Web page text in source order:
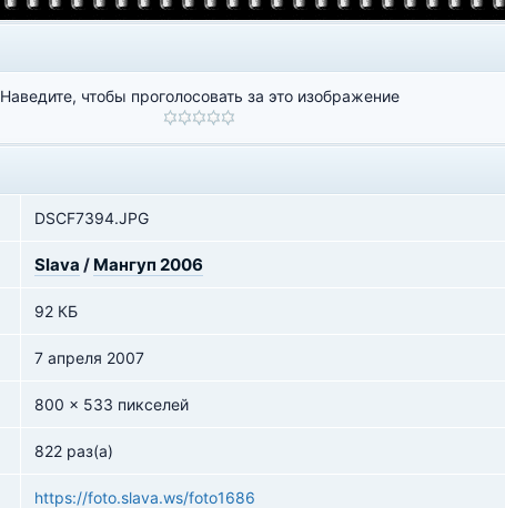
Наведите, чтобы проголосовать за это изображение
DSCF7394.JPG
Slava / Мангуп 2006
92 КБ
7 апреля 2007
800 x 533 пикселей
822 раз(а)
https://foto.slava.ws/foto1686